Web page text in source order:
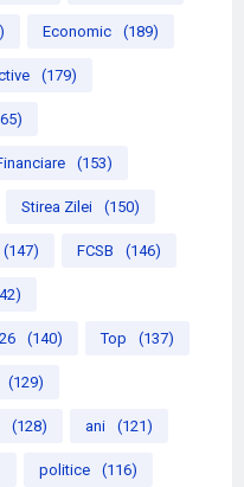
Economic (189)
(179)
(153)
Stirea Zilei (150)
(147) FCSB (146)
(140) Top (137)
(129)
(128) ani (121)
politice (116)